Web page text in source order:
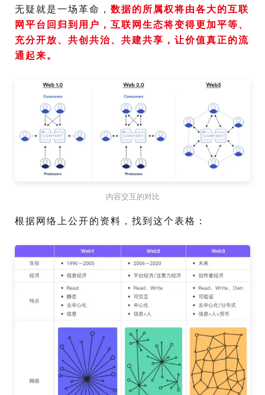
无疑就是一场革命， 数据的所属权将由各大的互联
网平台回归到用户，互联网生态将变得更加平等、
充分开放、共创共治、共建共享，让价值真正的流
通起来。
内容交互的对比
根据网络上公开的资料，找到这个表格：